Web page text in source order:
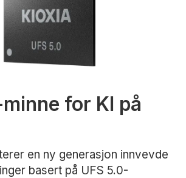
for KI på
en ny generasjon innvevde
basert på UFS 5.0-